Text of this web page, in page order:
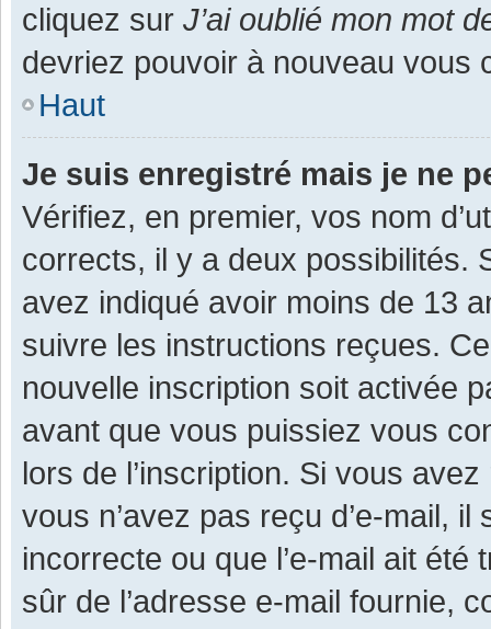
cliquez sur J’ai oublié mon mot
devriez pouvoir à nouveau vous
Haut
Je suis enregistré mais je ne
Vérifiez, en premier, vos nom
corrects, il y a deux possibilités.
avez indiqué avoir moins de 13
suivre les instructions reçues.
nouvelle inscription soit activée
avant que vous puissiez vous
lors de l’inscription. Si vous
vous n’avez pas reçu d’e-mail,
incorrecte ou que l’e-mail ait
sûr de l’adresse e-mail fournie,